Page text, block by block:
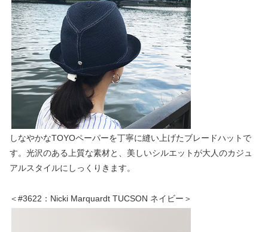
しなやかなTOYOペーパーを丁寧に縫い上げたブレードハットで
す。光沢のある上質な素材と、美しいシルエットが大人のカジュ
アルスタイルにしっくりきます。
＜#3622：Nicki Marquardt TUCSON ネイビー＞